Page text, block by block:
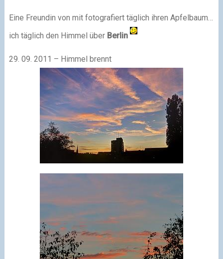
Eine Freundin von mit foto­gra­fiert täg­lich ihren Apfelbaum…
ich täg­lich den Himmel über Berlin
29. 09. 2011 – Himmel brennt